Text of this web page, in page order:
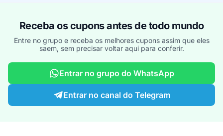
Receba os cupons antes de todo mundo
Entre no grupo e receba os melhores cupons assim que eles
saem, sem precisar voltar aqui para conferir.
Entrar no grupo do WhatsApp
Entrar no canal do Telegram